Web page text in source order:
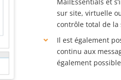
sur site, virtuelle
contrôle total de
Il est également
continu aux
également